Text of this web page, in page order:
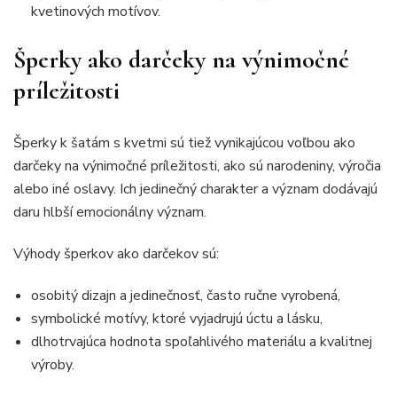
kvetinových motívov.
Šperky ako darčeky na výnimočné
príležitosti
Šperky k šatám s kvetmi sú tiež vynikajúcou voľbou ako
darčeky na výnimočné príležitosti, ako sú narodeniny, výročia
alebo iné oslavy. Ich jedinečný charakter a význam dodávajú
daru hlbší emocionálny význam.
Výhody šperkov ako darčekov sú:
osobitý dizajn a jedinečnosť, často ručne vyrobená,
symbolické motívy, ktoré vyjadrujú úctu a lásku,
dlhotrvajúca hodnota spoľahlivého materiálu a kvalitnej
výroby.